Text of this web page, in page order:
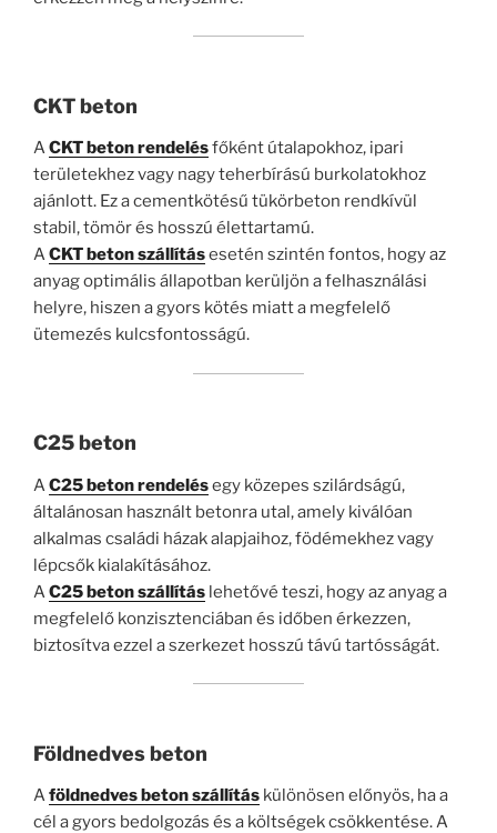
CKT beton
ACKT beton rendelésfőként útalapokhoz, ipari
területekhez vagy nagy teherbírású burkolatokhoz
ajánlott. Ez a cementkötésű tükörbeton rendkívül
stabil, tömör és hosszú élettartamú.
ACKT beton szállításesetén szintén fontos, hogy az
anyag optimális állapotban kerüljön a felhasználási
helyre, hiszen a gyors kötés miatt a megfelelő
ütemezés kulcsfontosságú.
C25 beton
AC25 beton rendelésegy közepes szilárdságú,
általánosan használt betonra utal, amely kiválóan
alkalmas családi házak alapjaihoz, födémekhez vagy
lépcsők kialakításához.
AC25 beton szállítás lehetővé teszi, hogy az anyag a
megfelelő konzisztenciában és időben érkezzen,
biztosítva ezzel a szerkezet hosszú távú tartósságát.
Földnedves beton
Aföldnedves beton szállítás különösen előnyös, ha a
cél a gyors bedolgozás és a költségek csökkentése. A